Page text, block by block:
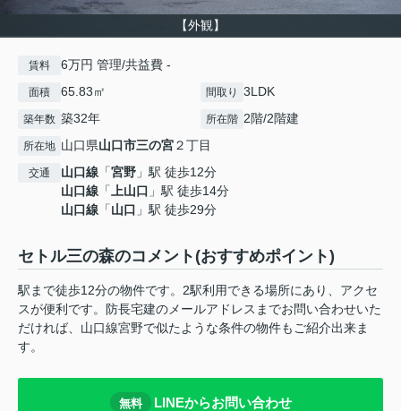
【外観】
賃料 6万円 管理/共益費 -
面積 65.83㎡ 間取り 3LDK
築年数 築32年 所在階 2階/2階建
所在地 山口県山口市三の宮２丁目
交通 山口線 「宮野 」駅 徒歩12分
山口線 「上山口 」駅 徒歩14分
山口線 「山口 」駅 徒歩29分
セトル三の森のコメント(おすすめポイント)
駅まで徒歩12分の物件です。2駅利用できる場所にあり、アクセ
スが便利です。防長宅建のメールアドレスまでお問い合わせいた
だければ、山口線宮野で似たような条件の物件もご紹介出来ま
す。
無料 LINEからお問い合わせ